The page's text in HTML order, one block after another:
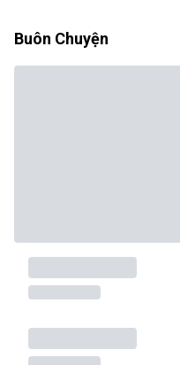
Buôn Chuyện